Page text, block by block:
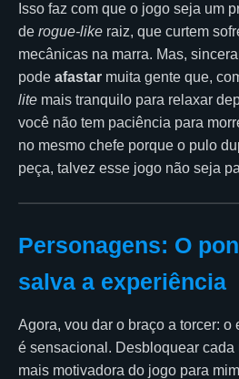
Isso faz com que o jogo seja um
de rogue-like raiz, que curtem
mecânicas na marra. Mas,
pode afastar muita gente que,
lite mais tranquilo para relaxar
você não tem paciência para
no mesmo chefe porque o pulo
peça, talvez esse jogo não seja
Personagens: O
salva a experiência
Agora, vou dar o braço a torcer:
é sensacional. Desbloquear cada
mais motivadora do jogo para